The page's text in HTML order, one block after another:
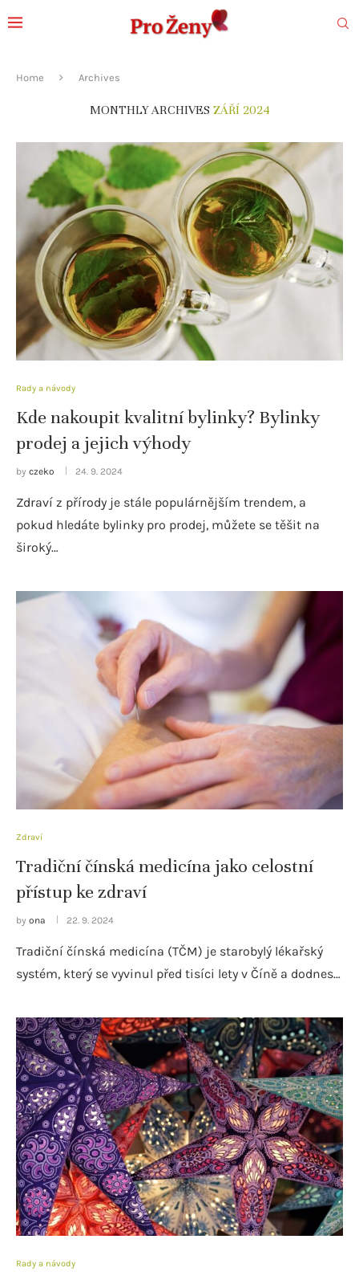
Home Archives
MONTHLY ARCHIVES ZÁŘÍ 2024
Rady a návody
Kde nakoupit kvalitní bylinky? Bylinky
prodej a jejich výhody
by czeko 24. 9. 2024
Zdraví z přírody je stále populárnějším trendem, a
pokud hledáte bylinky pro prodej, můžete se těšit na
široký…
Zdraví
Tradiční čínská medicína jako celostní
přístup ke zdraví
by ona 22. 9. 2024
Tradiční čínská medicína (TČM) je starobylý lékařský
systém, který se vyvinul před tisíci lety v Číně a dodnes…
Rady a návody